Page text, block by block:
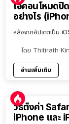
ไอคอนโหมดปิ
อย่างไร
หลังจากอัปเดตเป็น
โดย Thitirath
อ่านเพิ่มเติม
วิธีตั้งค่า
iPhone และ